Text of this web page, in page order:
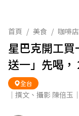
首頁 / 美食 / 咖啡店
星巴克開工
送一」先喝
全台
｜撰文、攝影 陳倍玉